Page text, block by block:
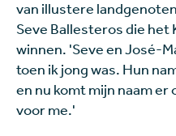
van illustere
Seve Ballesteros die het
winnen. 'Seve en José-
toen ik jong was. Hun
en nu komt mijn naam er
voor me.'